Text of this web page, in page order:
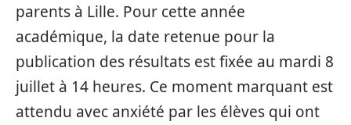
parents à Lille. Pour cette année
académique, la date retenue pour la
publication des résultats est fixée au mardi 8
juillet à 14 heures. Ce moment marquant est
attendu avec anxiété par les élèves qui ont